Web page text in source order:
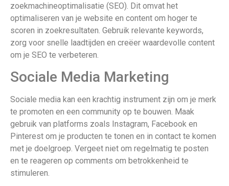
zoekmachineoptimalisatie (SEO). Dit omvat het
optimaliseren van je website en content om hoger te
scoren in zoekresultaten. Gebruik relevante keywords,
zorg voor snelle laadtijden en creëer waardevolle content
om je SEO te verbeteren.
Sociale Media Marketing
Sociale media kan een krachtig instrument zijn om je merk
te promoten en een community op te bouwen. Maak
gebruik van platforms zoals Instagram, Facebook en
Pinterest om je producten te tonen en in contact te komen
met je doelgroep. Vergeet niet om regelmatig te posten
en te reageren op comments om betrokkenheid te
stimuleren.